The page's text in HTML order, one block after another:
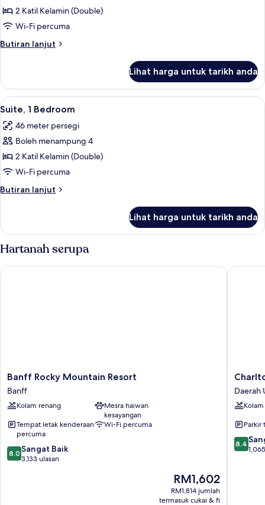
Room,
2
Katil
Kelamin
2 Katil Kelamin (Double)
Wi-Fi percuma
Butiran lanjut
Butiran
2
Katil
Kelamin
Lihat harga untuk tarikh anda
Lihat
semua
foto
untuk
Suite,
1
Bedroom
Suite, 1 Bedroom | Peralatan tempat
8
Suite, 1 Bedroom
46 meter persegi
Boleh menampung 4
2 Katil Kelamin (Double)
Wi-Fi percuma
Butiran lanjut
Butiran
1
Bedroom
Lihat harga untuk tarikh anda
Hartanah serupa
Banff
Rocky
Mountain
Resort
Banff Rocky Mountain Resort
Banff
Kolam renang
Mesra haiwan
kesayangan
Tempat letak kenderaan
percuma
Wi-Fi percuma
8.0
daripada
8.0 Sangat Baik
3,133 ulasan
Harga
ialah
RM1,602
RM1,602
RM1,814 jumlah
termasuk cukai & fi
Banff Rocky Mountain Resort
Banff
Daerah
Uptown
Daerah
Parkir
8.4
8.4